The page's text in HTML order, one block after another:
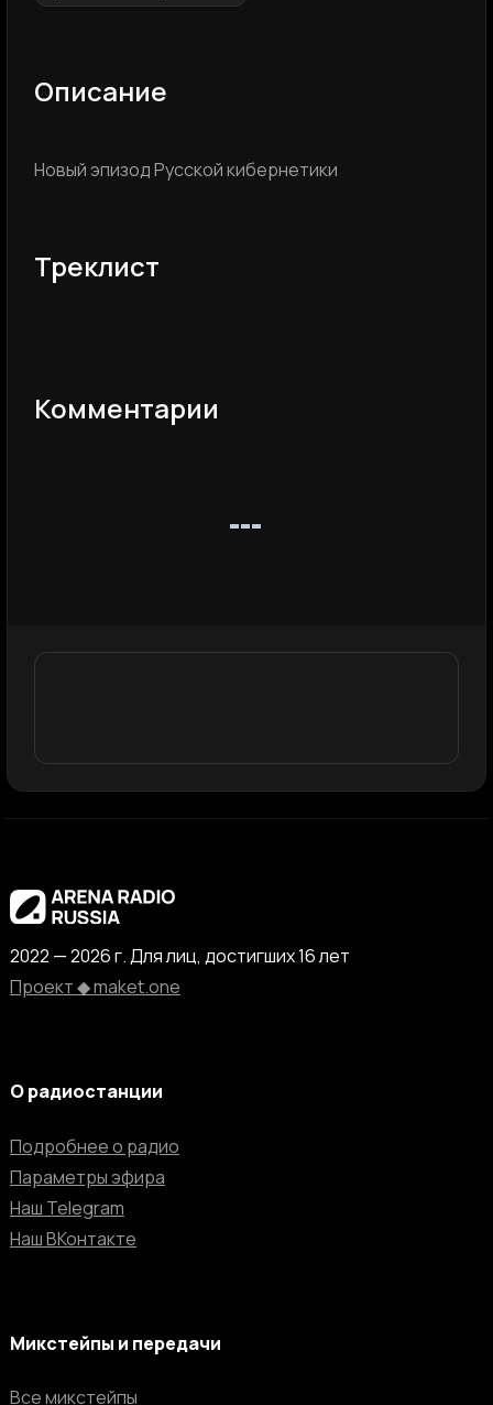
Описание
Новый эпизод Русской кибернетики
Треклист
Комментарии
2022 — 2026 г. Для лиц, достигших 16 лет
Проект ◆ maket.one
О радиостанции
Подробнее о радио
Параметры эфира
Наш Telegram
Наш ВКонтакте
Микстейпы и передачи
Все микстейпы